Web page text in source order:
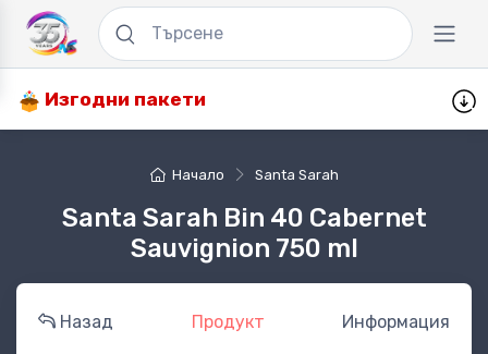
Изгодни пакети
Начало Santa Sarah
Santa Sarah Bin 40 Cabernet
Sauvignion 750 ml
Назад Продукт Информация